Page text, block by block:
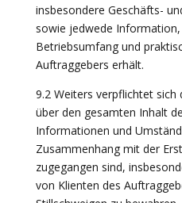
insbesondere Geschäfts-
sowie jedwede
Betriebsumfang und
Auftraggebers erhält.
9.2 Weiters verpflichtet
über den gesamten Inhalt
Informationen und
Zusammenhang mit der
zugegangen sind,
von Klienten des